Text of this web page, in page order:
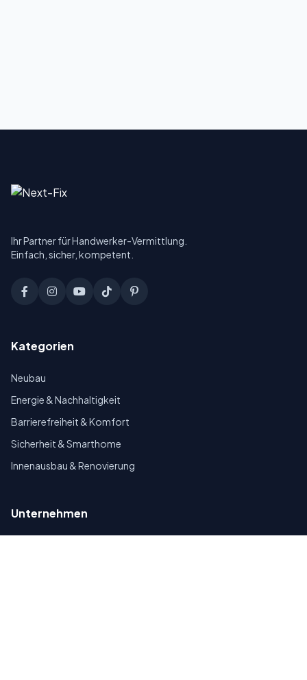
Ihr Partner für Handwerker-Vermittlung.
Einfach, sicher, kompetent.
Kategorien
Neubau
Energie & Nachhaltigkeit
Barrierefreiheit & Komfort
Sicherheit & Smarthome
Innenausbau & Renovierung
Unternehmen